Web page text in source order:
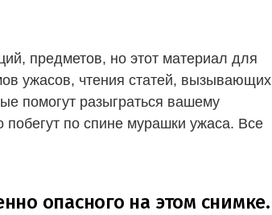
предметов, но этот материал для
ужасов, чтения статей, вызывающих
помогут разыграться вашему
по спине мурашки ужаса. Все
опасного на этом снимке.